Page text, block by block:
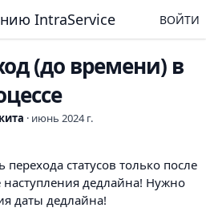
IntraService ВОЙТИ
(до времени) в
· июнь 2024 г.
перехода статусов только после
наступления дедлайна! Нужно
даты дедлайна!